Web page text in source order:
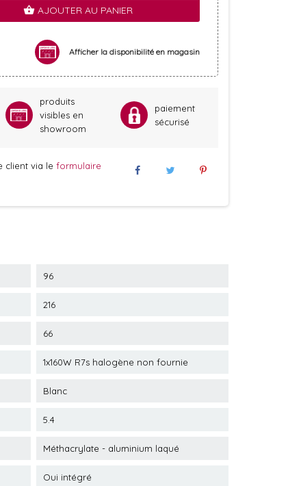
shopping_basket AJOUTER AU PANIER
Afficher la disponibilité en magasin
produits
visibles en
showroom
paiement
sécurisé
client via le formulaire
96
216
66
1x160W R7s halogène non fournie
Blanc
5.4
Méthacrylate - aluminium laqué
Oui intégré